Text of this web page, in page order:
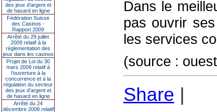
des jeux d’argent et
de hasard en ligne
Fédération Suisse
des Casinos -
Rapport 2009
Arrêté du 29 juillet
2009 relatif à la
réglementation des
jeux dans les casinos
Projet de Loi du 30
mars 2009 relatif à
l’ouverture à la
concurrence et à la
régulation du secteur
des jeux d’argent et
de hasard en ligne
Arrêté du 24
décembre 2008 relatif
Dans le
pas ouvrir
les services
(source :
Share |